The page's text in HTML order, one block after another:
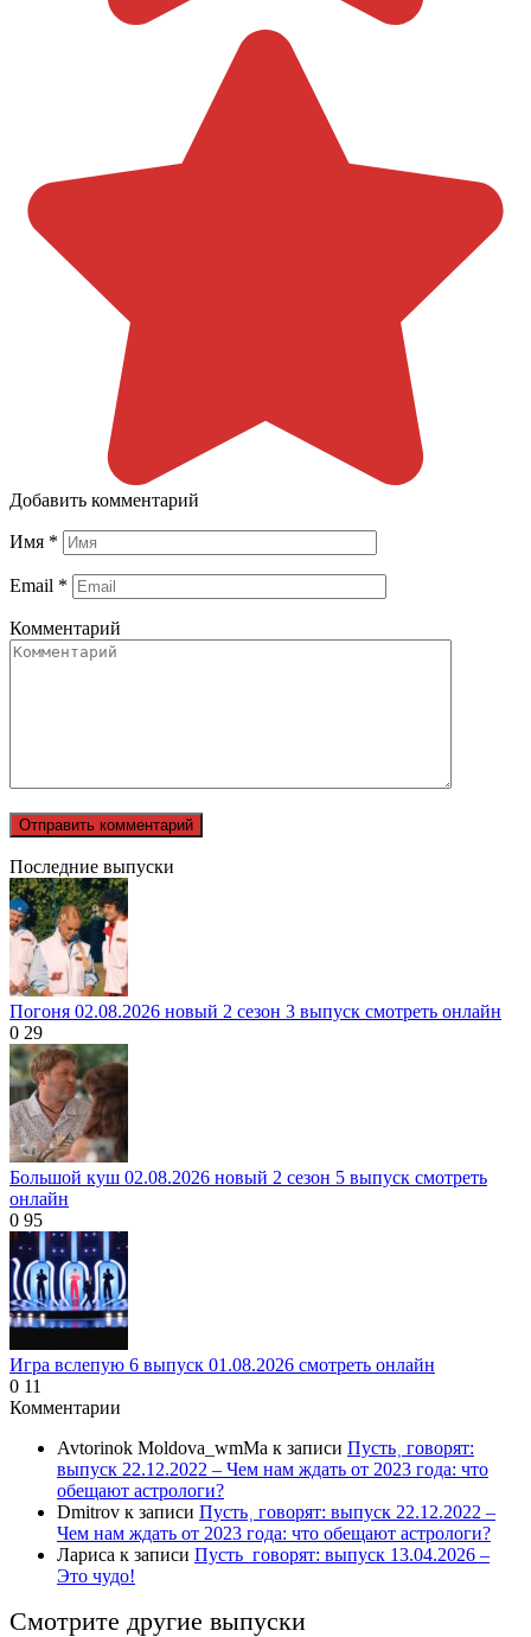
Добавить комментарий
Имя *
Email *
Комментарий
Последние выпуски
Погоня 02.08.2026 новый 2 сезон 3 выпуск смотреть онлайн
0 29
Большой куш 02.08.2026 новый 2 сезон 5 выпуск смотреть
онлайн
0 95
Игра вслепую 6 выпуск 01.08.2026 смотреть онлайн
0 11
Комментарии
Avtorinok Moldova_wmMa к записи Пусть˲ говорят:
выпуск 22.12.2022 – Чем нам ждать от 2023 года: что
обещают астрологи?
Dmitrov к записи Пусть˲ говорят: выпуск 22.12.2022 –
Чем нам ждать от 2023 года: что обещают астрологи?
Лариса к записи Пусть_говорят: выпуск 13.04.2026 –
Это чудо!
Смотрите другие выпуски